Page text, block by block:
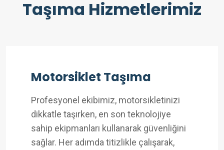
Taşıma Hizmetlerimiz
Motorsiklet Taşıma
Profesyonel ekibimiz, motorsikletinizi
dikkatle taşırken, en son teknolojiye
sahip ekipmanları kullanarak güvenliğini
sağlar. Her adımda titizlikle çalışarak,